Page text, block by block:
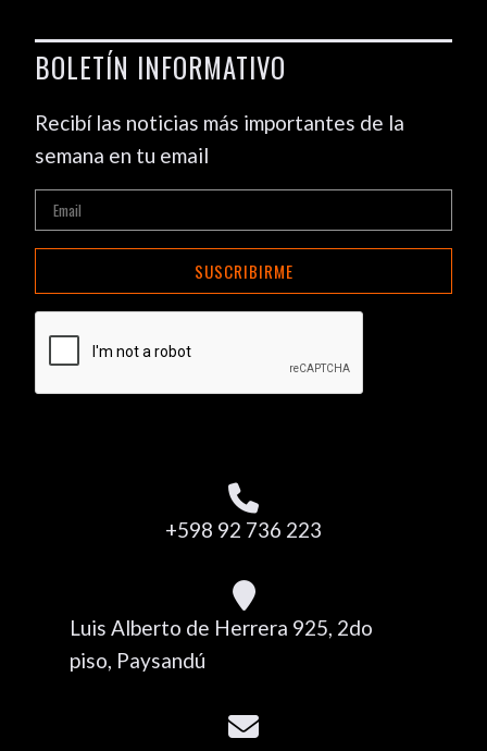
BOLETÍN INFORMATIVO
Recibí las noticias más importantes de la
semana en tu email
SUSCRIBIRME
+598 92 736 223
Luis Alberto de Herrera 925, 2do
piso, Paysandú